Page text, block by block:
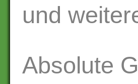
und
Absolute